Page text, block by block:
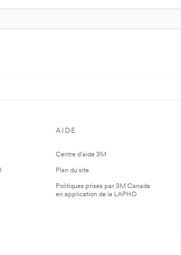
AIDE
Centre d'aide 3M
Plan du site
Politiques prises par 3M Canada
en application de la LAPHO